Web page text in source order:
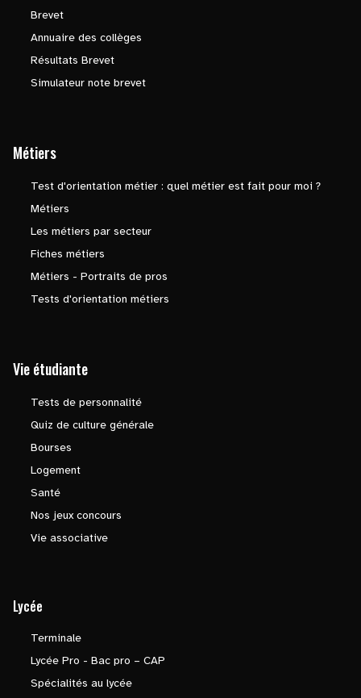
Brevet
Annuaire des collèges
Résultats Brevet
Simulateur note brevet
Métiers
Test d'orientation métier : quel métier est fait pour moi ?
Métiers
Les métiers par secteur
Fiches métiers
Métiers - Portraits de pros
Tests d'orientation métiers
Vie étudiante
Tests de personnalité
Quiz de culture générale
Bourses
Logement
Santé
Nos jeux concours
Vie associative
Lycée
Terminale
Lycée Pro - Bac pro – CAP
Spécialités au lycée